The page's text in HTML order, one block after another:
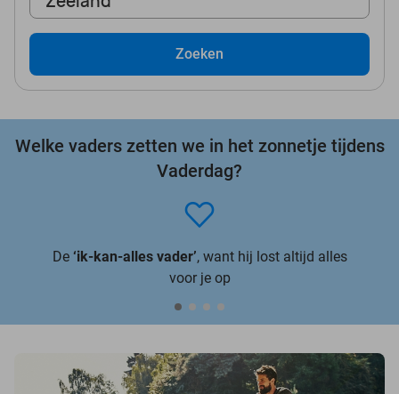
Zoeken
Welke vaders zetten we in het zonnetje tijdens
Vaderdag?
De ‘ik-kan-alles vader’, want hij lost altijd alles
voor je op